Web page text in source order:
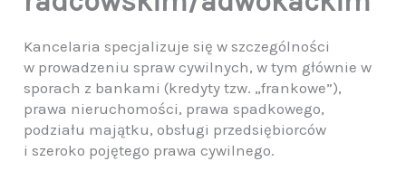
Kancelaria specjalizuje się w szczególności
w prowadzeniu spraw cywilnych, w tym głównie w
sporach z bankami (kredyty tzw. „frankowe”),
prawa nieruchomości, prawa spadkowego,
podziału majątku, obsługi przedsiębiorców
i szeroko pojętego prawa cywilnego.